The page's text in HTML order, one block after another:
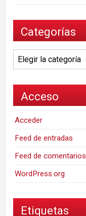
Categorías
Categorías
Acceso
Acceder
Feed de entradas
Feed de comentarios
WordPress.org
Etiquetas